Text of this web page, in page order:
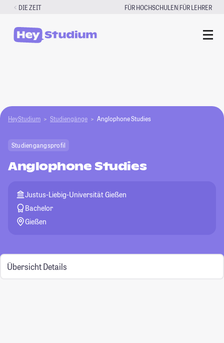
Zum
springen
DIE ZEIT FÜR HOCHSCHULEN|FÜR LEHRER
HeyStudium Studiengänge Anglophone Studies
Studiengangsprofil
Anglophone Studies
Justus-Liebig-Universität Gießen
Bachelor
Gießen
Übersicht Details